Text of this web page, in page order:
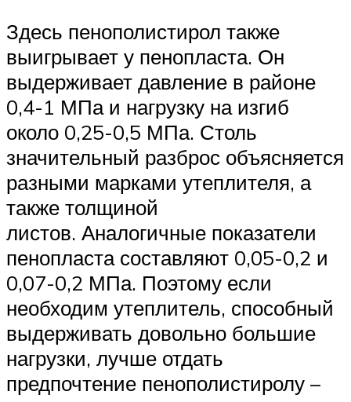
Здесь пенополистирол также
выигрывает у пенопласта. Он
выдерживает давление в районе
0,4-1 МПа и нагрузку на изгиб
около 0,25-0,5 МПа. Столь
значительный разброс объясняется
разными марками утеплителя, а
также толщиной
листов. Аналогичные показатели
пенопласта составляют 0,05-0,2 и
0,07-0,2 МПа. Поэтому если
необходим утеплитель, способный
выдерживать довольно большие
нагрузки, лучше отдать
предпочтение пенополистиролу –